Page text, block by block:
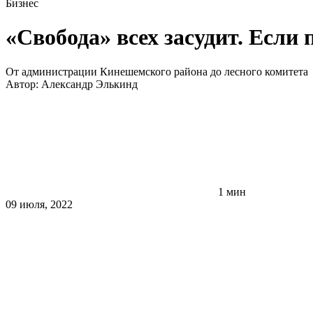
Бизнес
«Свобода» всех засудит. Если
От администрации Кинешемского района до лесного комитета
Автор: Александр Элькинд
1 мин
09 июля, 2022